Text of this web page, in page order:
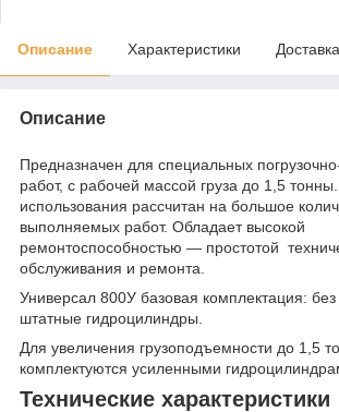
Описание Характеристики Доставка
Описание
Предназначен для специальных
работ, с рабочей массой груза до 1,5
использования рассчитан на большое
выполняемых работ. Обладает высокой
ремонтоспособностью — простотой
обслуживания и ремонта.
Универсал 800У базовая комплектация:
штатные гидроцилиндры.
Для увеличения грузоподъемности до 1,5
комплектуются усиленными
Технические характеристики